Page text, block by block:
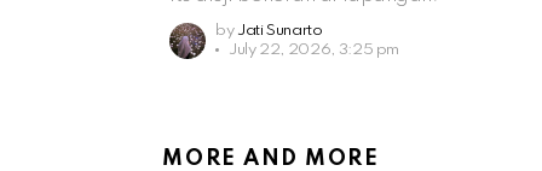
by Jati Sunarto
July 22, 2026, 3:25 pm
MORE AND MORE